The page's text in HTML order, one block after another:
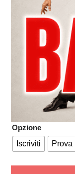
Opzione
Iscriviti
Prova